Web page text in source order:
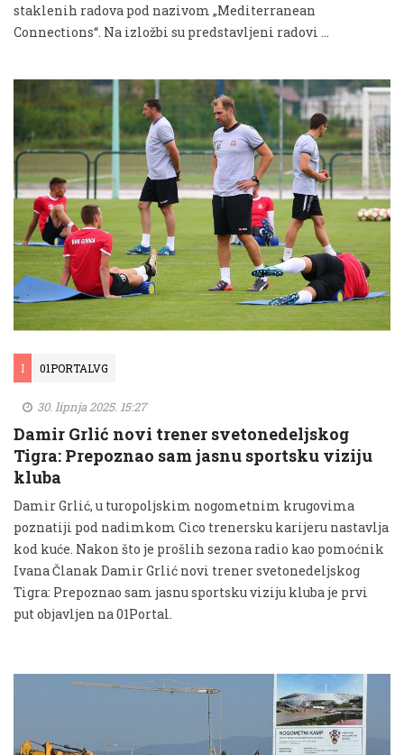
staklenih radova pod nazivom „Mediterranean
Connections“. Na izložbi su predstavljeni radovi ...
I 01PORTALVG
30. lipnja 2025. 15:27
Damir Grlić novi trener svetonedeljskog
Tigra: Prepoznao sam jasnu sportsku viziju
kluba
Damir Grlić, u turopoljskim nogometnim krugovima
poznatiji pod nadimkom Cico trenersku karijeru nastavlja
kod kuće. Nakon što je prošlih sezona radio kao pomoćnik
Ivana Članak Damir Grlić novi trener svetonedeljskog
Tigra: Prepoznao sam jasnu sportsku viziju kluba je prvi
put objavljen na 01Portal.